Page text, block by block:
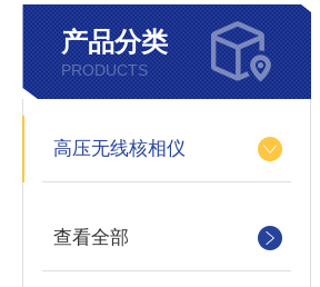
产品分类
PRODUCTS
高压无线核相仪
查看全部